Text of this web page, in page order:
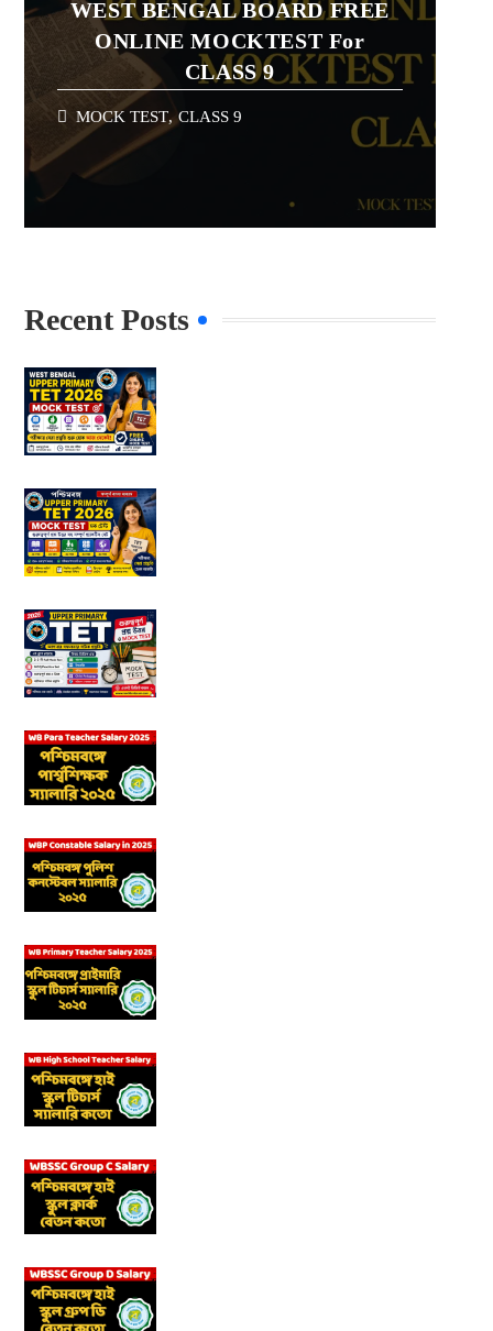
WEST BENGAL BOARD FREE
ONLINE MOCKTEST For
CLASS 9
MOCK TEST, CLASS 9
Recent Posts